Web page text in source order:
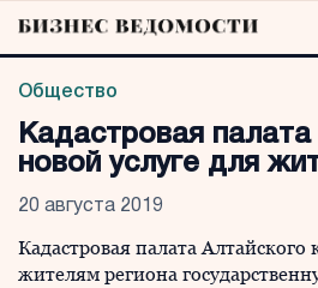
Общество
Кадастровая
новой услуге для
20 августа 2019
Кадастровая палата Алтайского
жителям региона